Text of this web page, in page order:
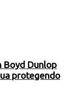
Boyd Dunlop
protegendo